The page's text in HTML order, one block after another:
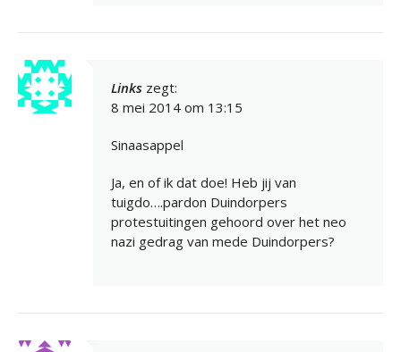
Links zegt:
8 mei 2014 om 13:15
Sinaasappel
Ja, en of ik dat doe! Heb jij van
tuigdo….pardon Duindorpers
protestuitingen gehoord over het neo
nazi gedrag van mede Duindorpers?